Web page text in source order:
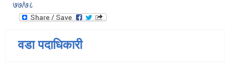
७७/७८
वडा पदाधिकारी